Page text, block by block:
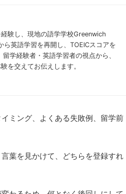
験し、現地の語学学校Greenwich
英語学習を再開し、TOEICスコアを
学経験者・英語学習者の視点から、
を交えてお伝えします。
ミング、よくある失敗例、留学前
葉を見かけて、どちらを登録すれ